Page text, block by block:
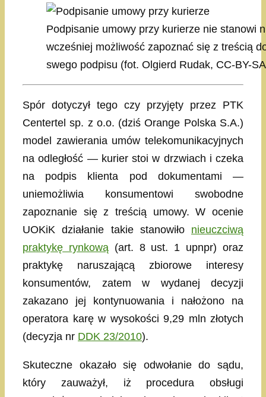
Podpisanie umowy przy kurierze nie stanowi
wcześniej możliwość zapoznać się z treścią
swego podpisu (fot. Olgierd Rudak, CC-BY-
Spór dotyczył tego czy przyjęty przez PTK
Centertel sp. z o.o. (dziś Orange Polska S.A.)
model zawierania umów telekomunikacyjnych
na odległość — kurier stoi w drzwiach i czeka
na podpis klienta pod dokumentami —
uniemożliwia konsumentowi swobodne
zapoznanie się z treścią umowy. W ocenie
UOKiK działanie takie stanowiło nieuczciwą
praktykę rynkową(art. 8 ust. 1 upnpr) oraz
praktykę naruszającą zbiorowe interesy
konsumentów, zatem w wydanej decyzji
zakazano jej kontynuowania i nałożono na
operatora karę w wysokości 9,29 mln złotych
(decyzja nr DDK 23/2010).
Skuteczne okazało się odwołanie do sądu,
który zauważył, iż procedura obsługi